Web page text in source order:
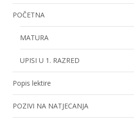
POČETNA
MATURA
UPISI U 1. RAZRED
Popis lektire
POZIVI NA NATJECANJA